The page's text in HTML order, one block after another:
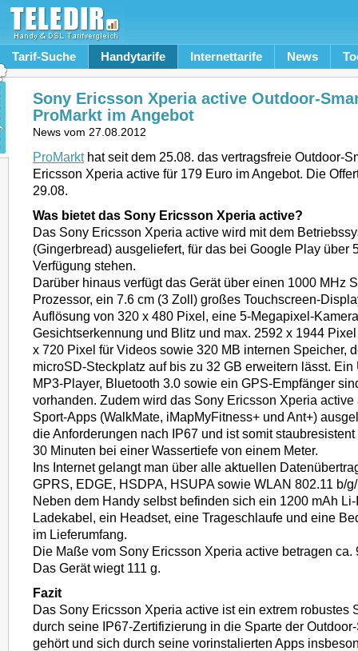
Tarif-Suche Handytarife Internettarife News
Sony Ericsson Xperia active Outdoor-
ProMarkt im Angebot
News vom 27.08.2012
ProMarkthat seit dem 25.08. das vertragsfreie Outdoor-
Ericsson Xperia active für 179 Euro im Angebot. Die
29.08.
Was bietet das Sony Ericsson Xperia active?
Das Sony Ericsson Xperia active wird mit dem
(Gingerbread) ausgeliefert, für das bei Google Play über
Verfügung stehen.
Darüber hinaus verfügt das Gerät über einen 1000 MHz
Prozessor, ein 7.6 cm (3 Zoll) großes Touchscreen-
Auflösung von 320 x 480 Pixel, eine 5-Megapixel-
Gesichtserkennung und Blitz und max. 2592 x 1944
x 720 Pixel für Videos sowie 320 MB internen Speicher,
microSD-Steckplatz auf bis zu 32 GB erweitern lässt.
MP3-Player, Bluetooth 3.0 sowie ein GPS-Empfänger
vorhanden. Zudem wird das Sony Ericsson Xperia
Sport-Apps (WalkMate, iMapMyFitness+ und Ant+)
die Anforderungen nach IP67 und ist somit
30 Minuten bei einer Wassertiefe von einem Meter.
Ins Internet gelangt man über alle aktuellen
GPRS, EDGE, HSDPA, HSUPA sowie WLAN 802.11 b/
Neben dem Handy selbst befinden sich ein 1200 mAh
Ladekabel, ein Headset, eine Trageschlaufe und eine
im Lieferumfang.
Die Maße vom Sony Ericsson Xperia active betragen ca.
Das Gerät wiegt 111 g.
Fazit
Das Sony Ericsson Xperia active ist ein extrem robustes
durch seine IP67-Zertifizierung in die Sparte der
gehört und sich durch seine vorinstalierten Apps